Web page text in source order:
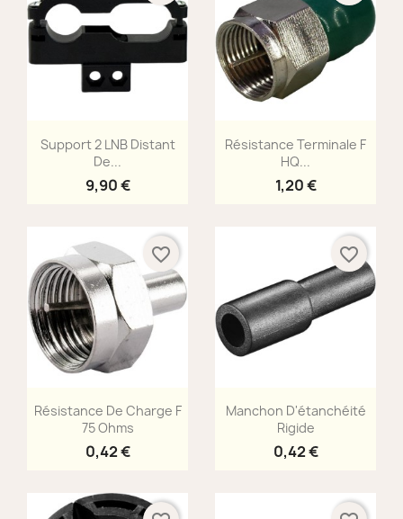
Aperçu rapide
Support 2 LNB Distant
De...
9,90 €
Aperçu rapide
Résistance Terminale F
HQ...
1,20 €
Aperçu rapide
Résistance De Charge F
75 Ohms
0,42 €
favorite_border
Aperçu rapide
Manchon D'étanchéité
Rigide
0,42 €
favorite_border